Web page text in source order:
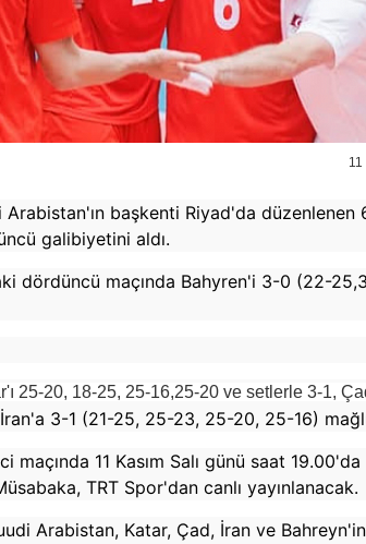
11
Arabistan'ın başkenti Riyad'da düzenlenen
galibiyetini aldı.
dördüncü maçında Bahyren'i 3-0 (22-
25-20, 18-25, 25-16,25-20 ve setlerle 3-1,
İran'a 3-1 (21-25, 25-23, 25-20, 25-16)
maçında 11 Kasım Salı günü saat
TRT Spor'dan canlı yayınlanacak.
Arabistan, Katar, Çad, İran ve Bahreyn'in